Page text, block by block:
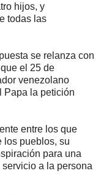
hijos, y
todas las
se relanza con
el 25 de
venezolano
Papa la petición
entre los que
los pueblos, su
para una
a la persona